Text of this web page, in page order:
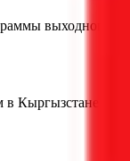
выходного дня
Кыргызстане с